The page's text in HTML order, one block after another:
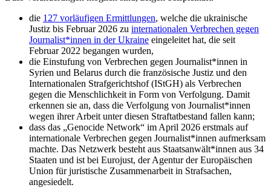
die 127 vorläufigen Ermittlungen, welche die ukrainische
Justiz bis Februar 2026 zu internationalen Verbrechen gegen
Journalist*innen in der Ukraine eingeleitet hat, die seit
Februar 2022 begangen wurden,
die Einstufung von Verbrechen gegen Journalist*innen in
Syrien und Belarus durch die französische Justiz und den
Internationalen Strafgerichtshof (IStGH) als Verbrechen
gegen die Menschlichkeit in Form von Verfolgung. Damit
erkennen sie an, dass die Verfolgung von Journalist*innen
wegen ihrer Arbeit unter diesen Straftatbestand fallen kann;
dass das „Genocide Network“ im April 2026 erstmals auf
internationale Verbrechen gegen Journalist*innen aufmerksam
machte. Das Netzwerk besteht aus Staatsanwält*innen aus 34
Staaten und ist bei Eurojust, der Agentur der Europäischen
Union für juristische Zusammenarbeit in Strafsachen,
angesiedelt.